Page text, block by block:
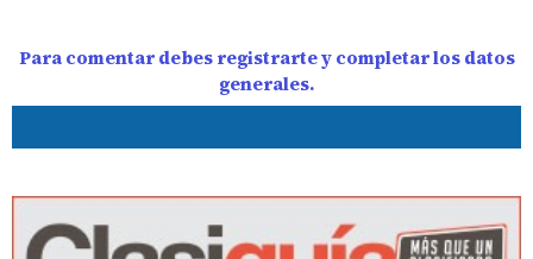
Para comentar debes registrarte y completar los datos
generales.